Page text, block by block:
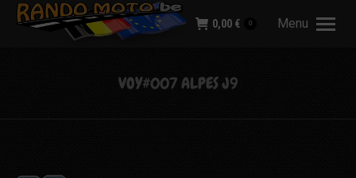
Menu
0,00 € 0
VOY#007 ALPES J9